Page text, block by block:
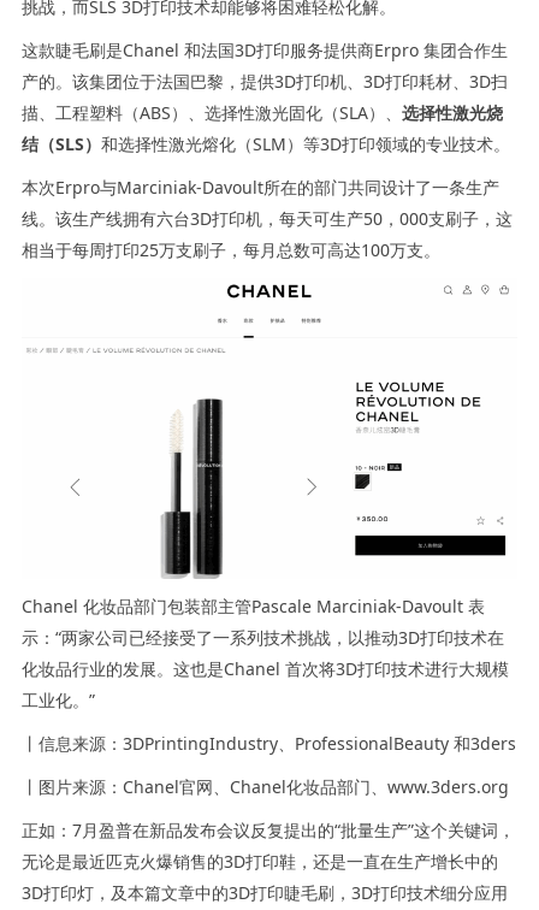
挑战，而SLS 3D打印技术却能够将困难轻松化解。
这款睫毛刷是Chanel 和法国3D打印服务提供商Erpro 集团合作生
产的。该集团位于法国巴黎，提供3D打印机、3D打印耗材、3D扫
描、工程塑料（ABS）、选择性激光固化（SLA）、 选择性激光烧
结（SLS） 和选择性激光熔化（SLM）等3D打印领域的专业技术。
本次Erpro与Marciniak-Davoult所在的部门共同设计了一条生产
线。该生产线拥有六台3D打印机，每天可生产50，000支刷子，这
相当于每周打印25万支刷子，每月总数可高达100万支。
Chanel 化妆品部门包装部主管Pascale Marciniak-Davoult 表
示：“两家公司已经接受了一系列技术挑战，以推动3D打印技术在
化妆品行业的发展。这也是Chanel 首次将3D打印技术进行大规模
工业化。”
丨信息来源：3DPrintingIndustry、ProfessionalBeauty 和3ders
丨图片来源：Chanel官网、Chanel化妆品部门、www.3ders.org
正如：7月盈普在新品发布会议反复提出的“批量生产”这个关键词，
无论是最近匹克火爆销售的3D打印鞋，还是一直在生产增长中的
3D打印灯，及本篇文章中的3D打印睫毛刷，3D打印技术细分应用